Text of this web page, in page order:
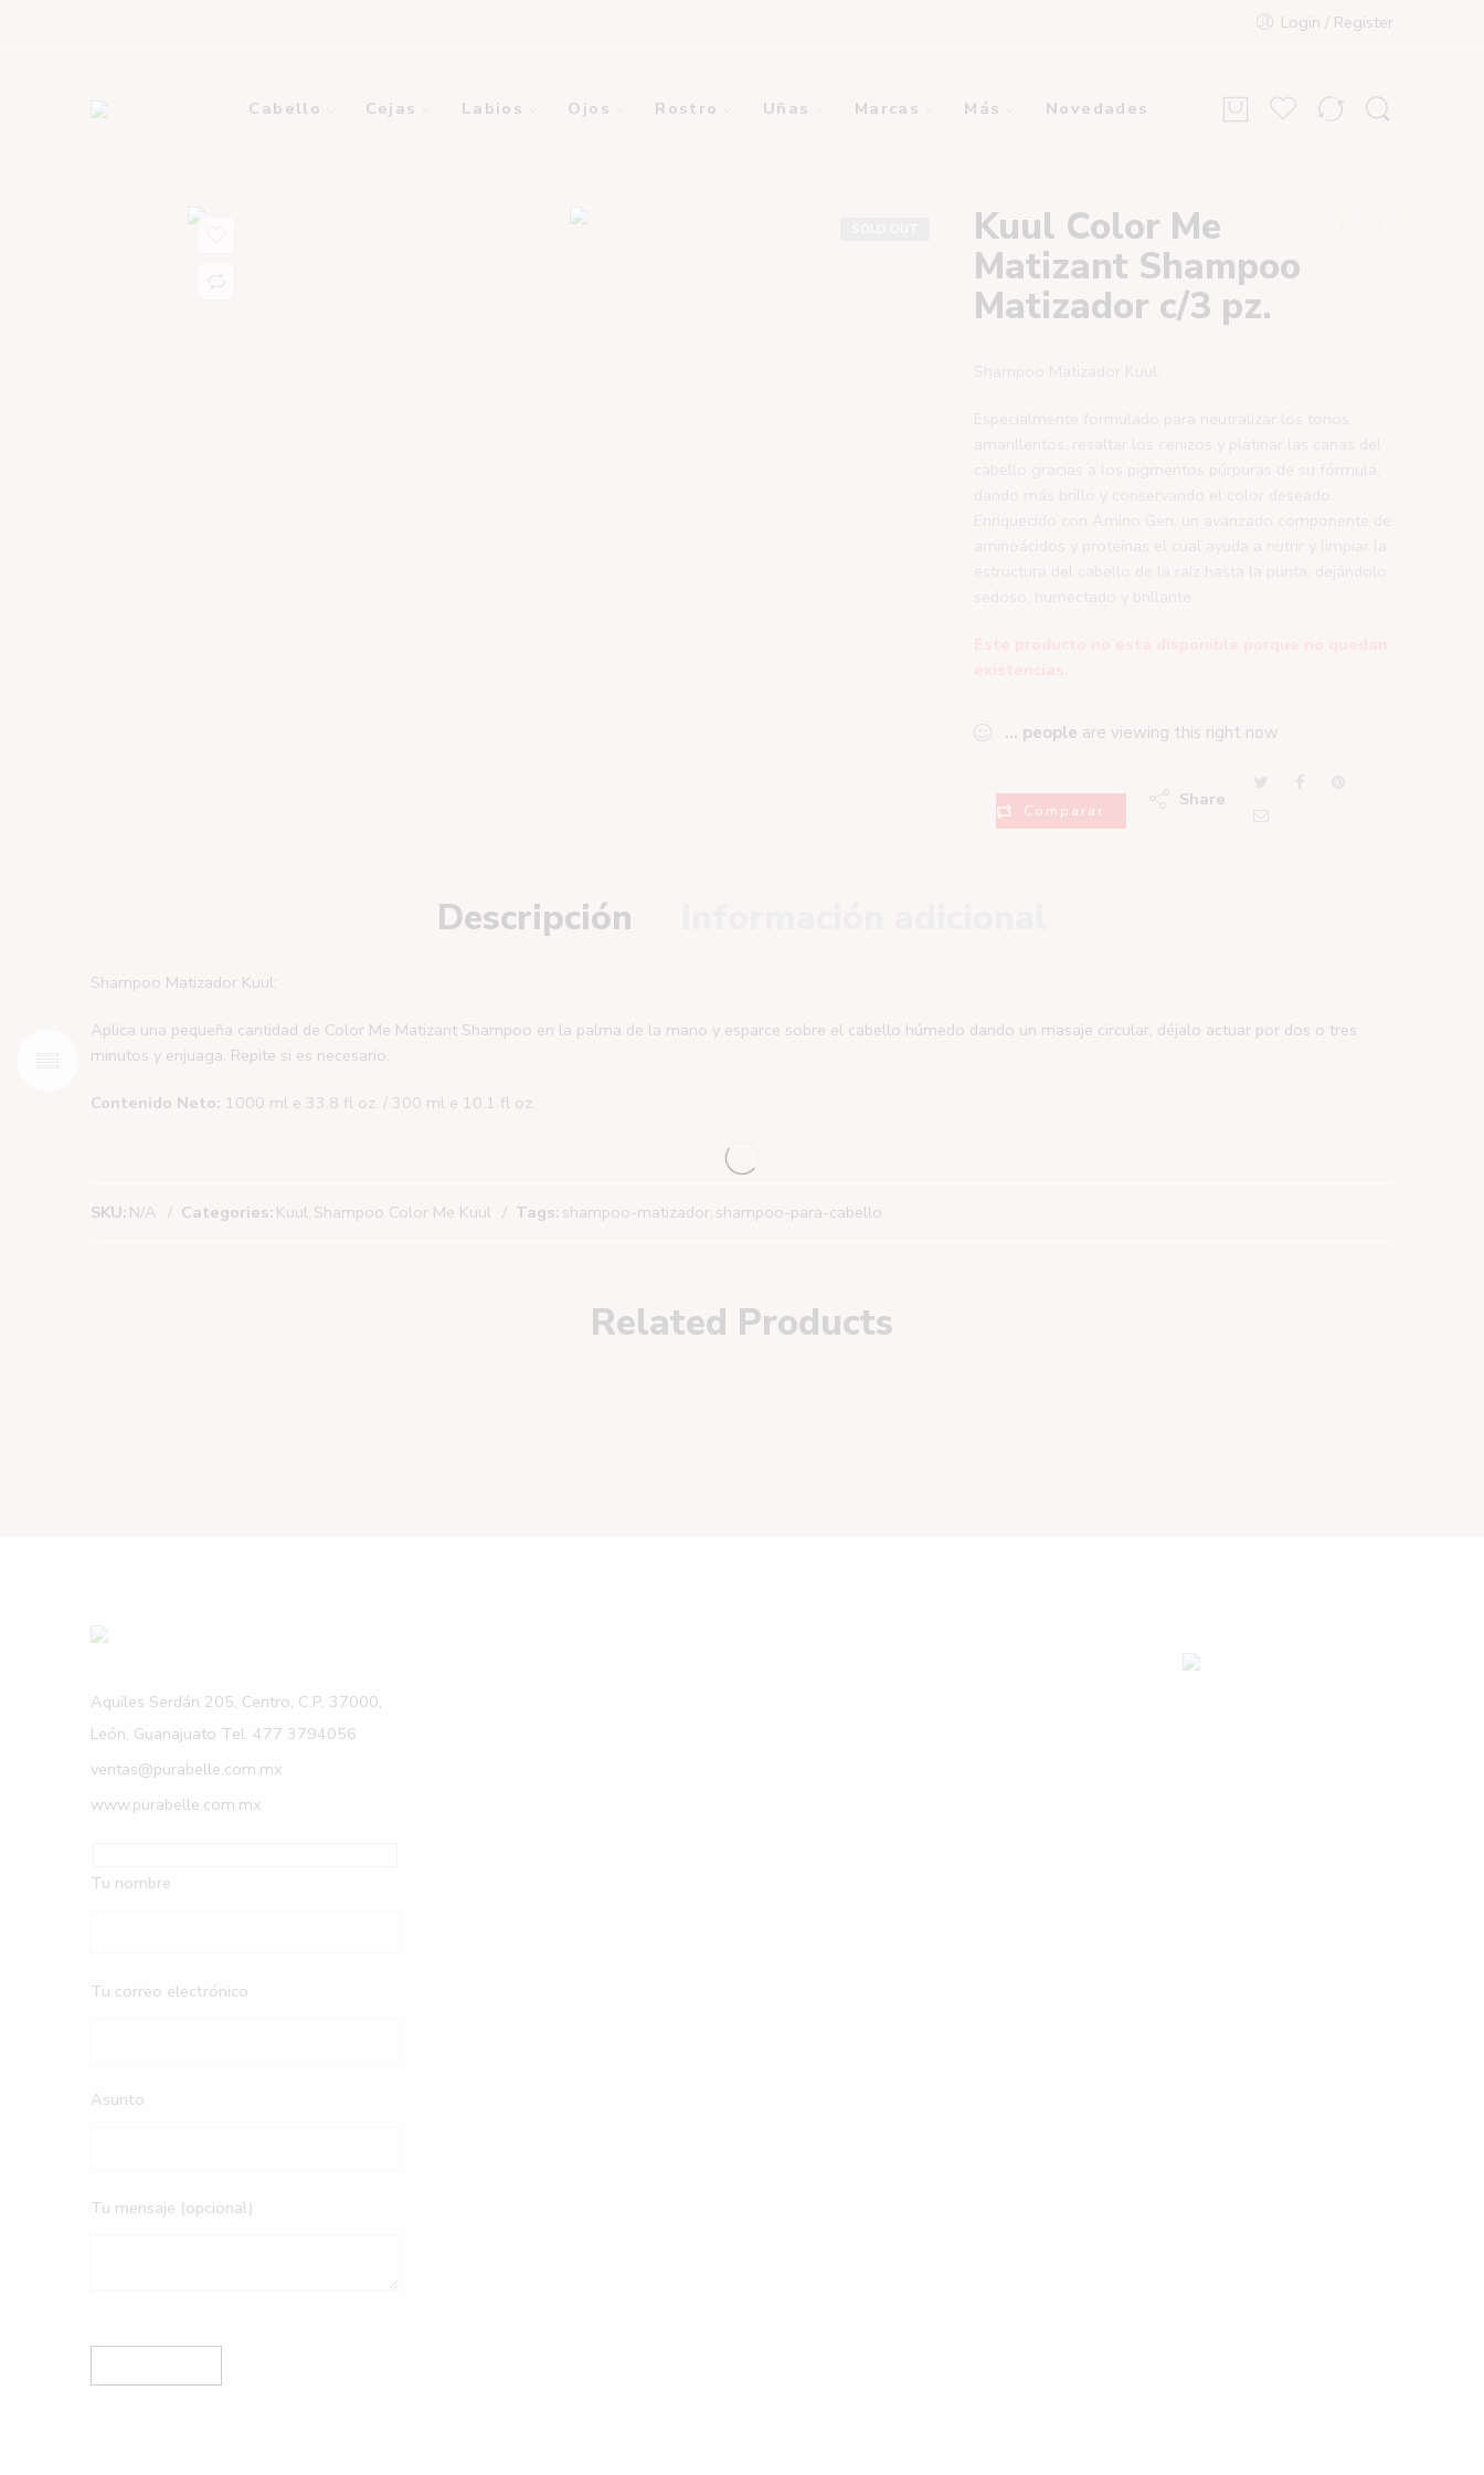
Login / Register
Cabello Cejas Labios Ojos Rostro Uñas Marcas Más Novedades
Kuul Color Me
Matizant Shampoo
Matizador c/3 pz.
... people are viewing this right now
Comparar
Share
Descripción
Shampoo Matizador Kuul;
Aplica una pequeña cantidad de Color Me Matizant Shampoo en la palma de la mano y esparce sobre el cabello húmedo dando un masaje circular, déjalo actuar por dos o tres
minutos y enjuaga. Repite si es necesario.
Contenido Neto: 1000 ml e 33.8 fl oz. / 300 ml e 10.1 fl oz.
SKU: N/A Categories: Kuul, Shampoo Color Me Kuul Tags: shampoo-matizador, shampoo-para-cabello
Related Products
Aquiles Serdán 205, Centro, C.P. 37000,
León, Guanajuato Tel. 477 3794056
ventas@purabelle.com.mx
www.purabelle.com.mx
Tu nombre
Tu correo electrónico
Asunto
Tu mensaje (opcional)